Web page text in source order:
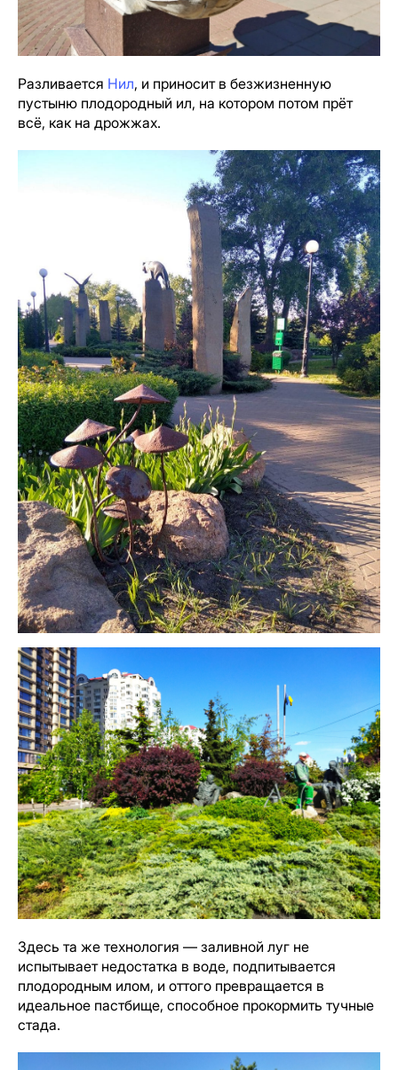
Разливается Нил, и приносит в безжизненную
пустыню плодородный ил, на котором потом прёт
всё, как на дрожжах.
Здесь та же технология — заливной луг не
испытывает недостатка в воде, подпитывается
плодородным илом, и оттого превращается в
идеальное пастбище, способное прокормить тучные
стада.